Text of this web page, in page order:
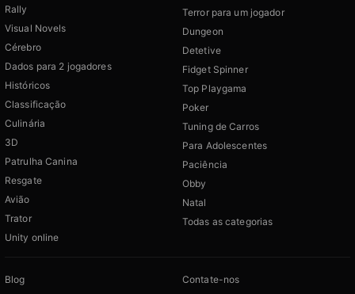
Rally
Visual Novels
Cérebro
Dados para 2 jogadores
Históricos
Classificação
Culinária
3D
Patrulha Canina
Resgate
Avião
Trator
Unity online
Terror para um jogador
Dungeon
Detetive
Fidget Spinner
Top Playgama
Poker
Tuning de Carros
Para Adolescentes
Paciência
Obby
Natal
Todas as categorias
Blog
Contate-nos